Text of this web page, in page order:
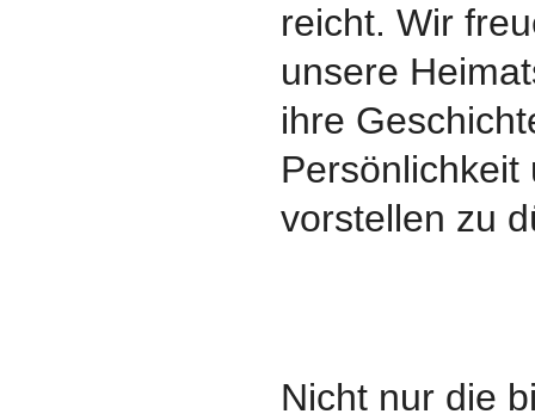
reicht. Wir
unsere
ihre
vorstellen zu
Nicht nur die